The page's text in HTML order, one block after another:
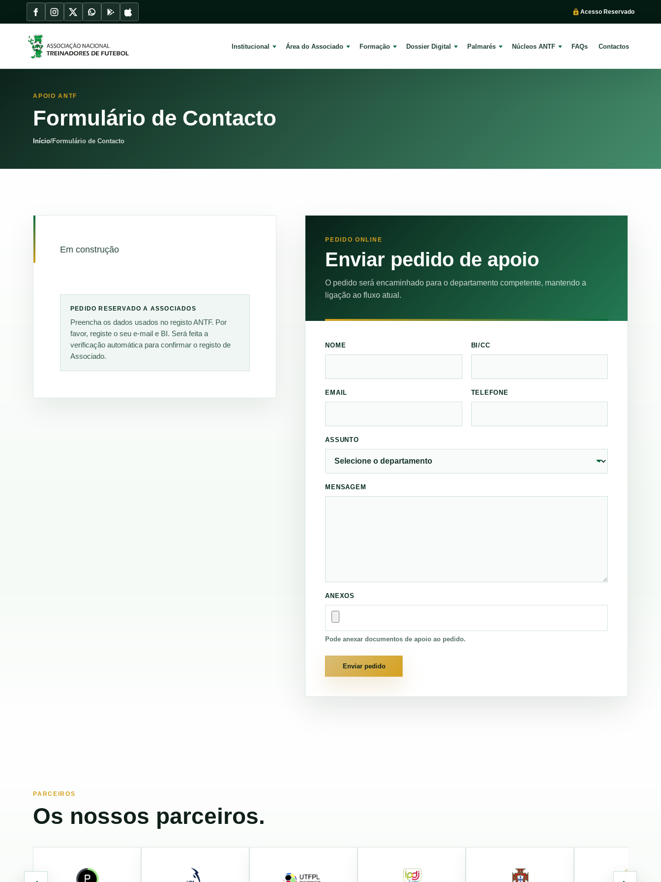
Acesso Reservado
Institucional Área do Associado Formação Dossier Digital Palmarés Núcleos ANTF FAQs Contactos
APOIO ANTF
Formulário de Contacto
Início/Formulário de Contacto
Em construção
PEDIDO RESERVADO A ASSOCIADOS
Preencha os dados usados no registo ANTF. Por
favor, registe o seu e-mail e BI. Será feita a
verificação automática para confirmar o registo de
Associado.
PEDIDO ONLINE
Enviar pedido de apoio
O pedido será encaminhado para o departamento competente, mantendo a
ligação ao fluxo atual.
NOME BI/CC
EMAIL TELEFONE
ASSUNTO
MENSAGEM
ANEXOS
Pode anexar documentos de apoio ao pedido.
Enviar pedido
PARCEIROS
Os nossos parceiros.